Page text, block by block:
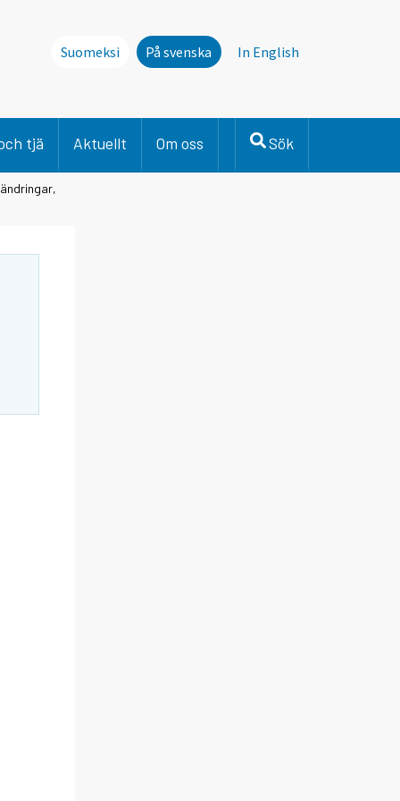
Suomeksi På svenska In English
tjä Aktuellt Om oss Sök